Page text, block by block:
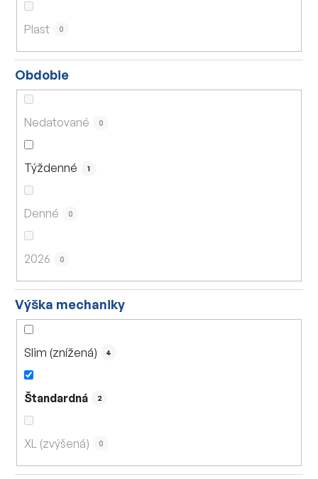
Plast 0
Obdobie
Nedatované 0
Týždenné 1
Denné 0
2026 0
Výška mechaniky
Slim (znížená) 4
Štandardná 2
XL (zvýšená) 0